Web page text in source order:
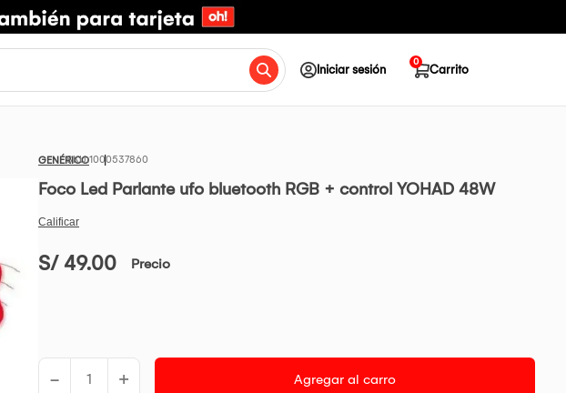
Iniciar sesión Carrito
0
GENÉRICO1000537860
Foco Led Parlante ufo bluetooth RGB + control YOHAD 48W
S/ 49.00 Precio
- + Agregar al carro